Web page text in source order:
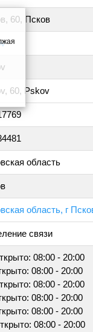
60, Псков
60, Pskov
область
область, г
связи
08:00 - 20:00
08:00 - 20:00
08:00 - 20:00
08:00 - 20:00
08:00 - 20:00
08:00 - 20:00